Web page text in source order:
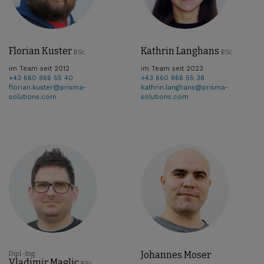
Florian Kuster BSc
im Team seit 2012
+43 660 866 55 40
florian.kuster@prisma-
solutions.com
Kathrin Langhans BSc
im Team seit 2023
+43 660 866 55 38
kathrin.langhans@prisma-
solutions.com
Dipl.-Ing. Johannes Moser